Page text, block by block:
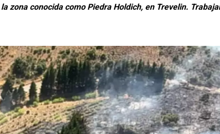
zona conocida como Piedra Holdich, en Trevelin.